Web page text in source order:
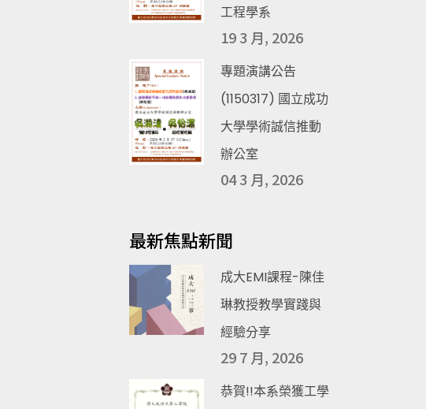
工程學系
19 3 月, 2026
專題演講公告
(1150317) 國立成功
大學學術誠信推動
辦公室
04 3 月, 2026
最新焦點新聞
成大EMI課程-陳佳
琳教授教學實踐與
經驗分享
29 7 月, 2026
恭賀!!本系榮獲工學